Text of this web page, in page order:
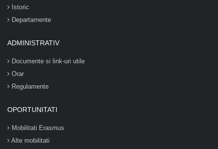
Istoric
Departamente
ADMINISTRATIV
Documente si link-uri utile
Orar
Regulamente
OPORTUNITATI
Mobilitati Erasmus
Alte mobilitati